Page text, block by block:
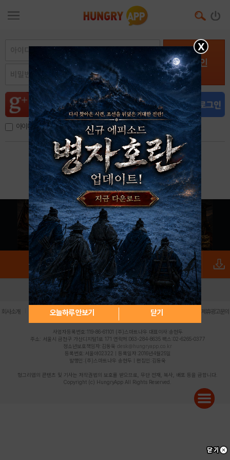
로그인
아이디, 이메일 저장
아이디 / 비밀번호 찾기 회원가입
X
오늘하루 안보기 닫기
로그인 PC버전 전체앱
회사소개 | 개인정보 처리방침 불법촬영물 신고센터 제휴광고문의
사업자등록번호:119-86-61101 (주)스마트나우 대표이사:송현두
주소: 서울시 금천구 가산디지털1로 171 연락처:063-284-8635 팩스:02-6265-0377
청소년보호책임자:김동욱 desk@hungryapp.co.kr
등록번호:서울아02322 | 등록일자:2016년4월25일
발행인:(주)스마트나우 송현두 | 편집인:김동욱
헝그리앱의 콘텐츠 및 기사는 저작권법의 보호를 받으므로, 무단 전재, 복사, 배포 등을 금합니다.
Copyright (c) HungryApp All Rights Reserved.